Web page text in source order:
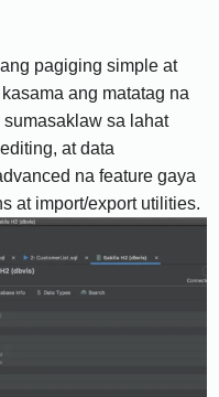
pagiging simple at
ang matatag na
sumasaklaw sa lahat
at data
na feature gaya
at import/export utilities.